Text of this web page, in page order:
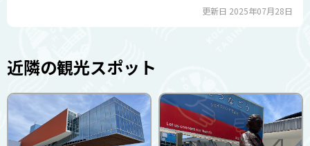
更新日 2025年07月28日
近隣の観光スポット